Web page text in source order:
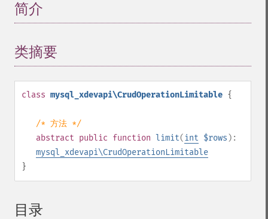
简介
类摘要
class mysql_xdevapi\CrudOperationLimitable {
/* 方法 */
abstract public function limit(int $rows ):
mysql_xdevapi\CrudOperationLimitable
}
目录